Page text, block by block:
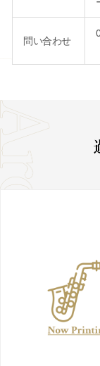
問い合わせ